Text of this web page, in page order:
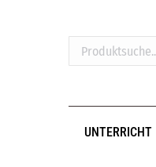
Produktsuche...
UNTERRICHT